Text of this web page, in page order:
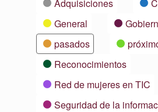
Adquisiciones
General
pasados
Reconocimientos
Red de mujeres en TIC
Seguridad de la